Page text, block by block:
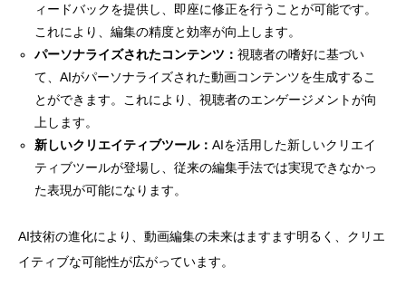
ィードバックを提供し、即座に修正を行うことが可能です。
これにより、編集の精度と効率が向上します。
パーソナライズされたコンテンツ：視聴者の嗜好に基づい
て、AIがパーソナライズされた動画コンテンツを生成するこ
とができます。これにより、視聴者のエンゲージメントが向
上します。
新しいクリエイティブツール：AIを活用した新しいクリエイ
ティブツールが登場し、従来の編集手法では実現できなかっ
た表現が可能になります。
AI技術の進化により、動画編集の未来はますます明るく、クリエ
イティブな可能性が広がっています。